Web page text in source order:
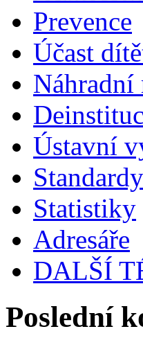
Prevence
Účast
Náhradní
Ústavní
Standardy
Statistiky
Adresáře
DALŠÍ
Poslední